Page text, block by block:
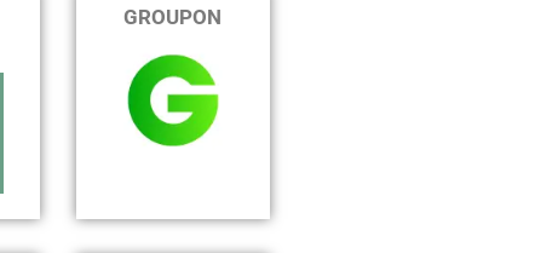
GROUPON